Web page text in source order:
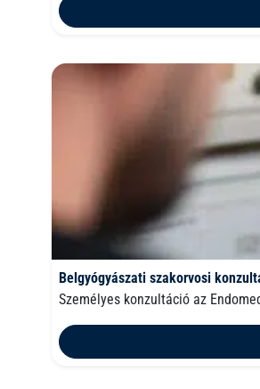
Belgyógyászati szakorvosi
Személyes konzultáció az